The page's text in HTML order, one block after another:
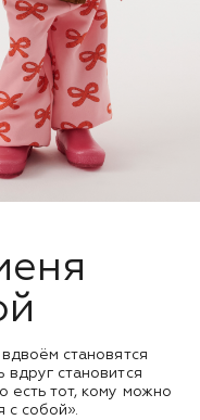
становятся
становится
есть тот, кому можно
с собой».